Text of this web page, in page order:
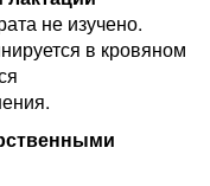
не изучено.
в кровяном